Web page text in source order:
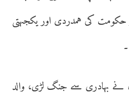
اور حکومت کی ہمدردی اور یکجہتی
نے بہادری سے جنگ لڑی، والد